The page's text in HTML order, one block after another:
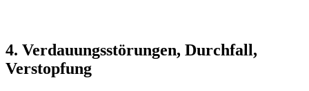
4. Verdauungsstörungen, Durchfall,
Verstopfung